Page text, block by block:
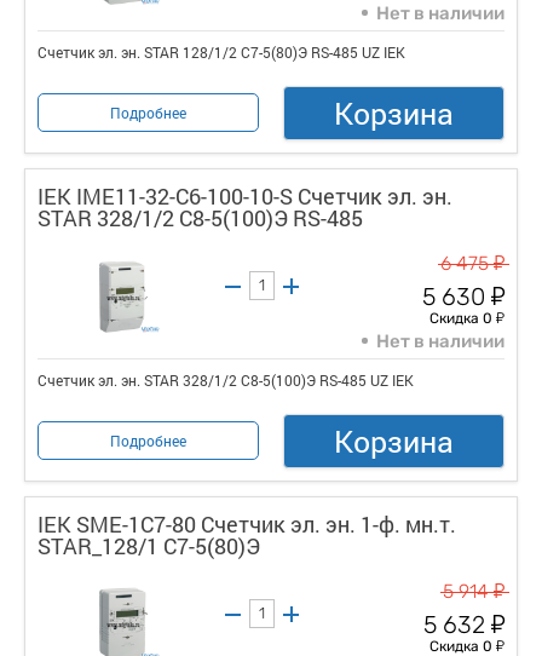
Нет в наличии
Счетчик эл. эн. STAR 128/1/2 С7-5(80)Э RS-485 UZ IEK
Подробнее Корзина
IEK IME11-32-C6-100-10-S Счетчик эл. эн.
STAR 328/1/2 С8-5(100)Э RS-485
6 475у
5 630 у
Скидка 0 у
Нет в наличии
Счетчик эл. эн. STAR 328/1/2 С8-5(100)Э RS-485 UZ IEK
Подробнее Корзина
IEK SME-1C7-80 Счетчик эл. эн. 1-ф. мн.т.
STAR_128/1 С7-5(80)Э
5 914у
5 632 у
Скидка 0 у